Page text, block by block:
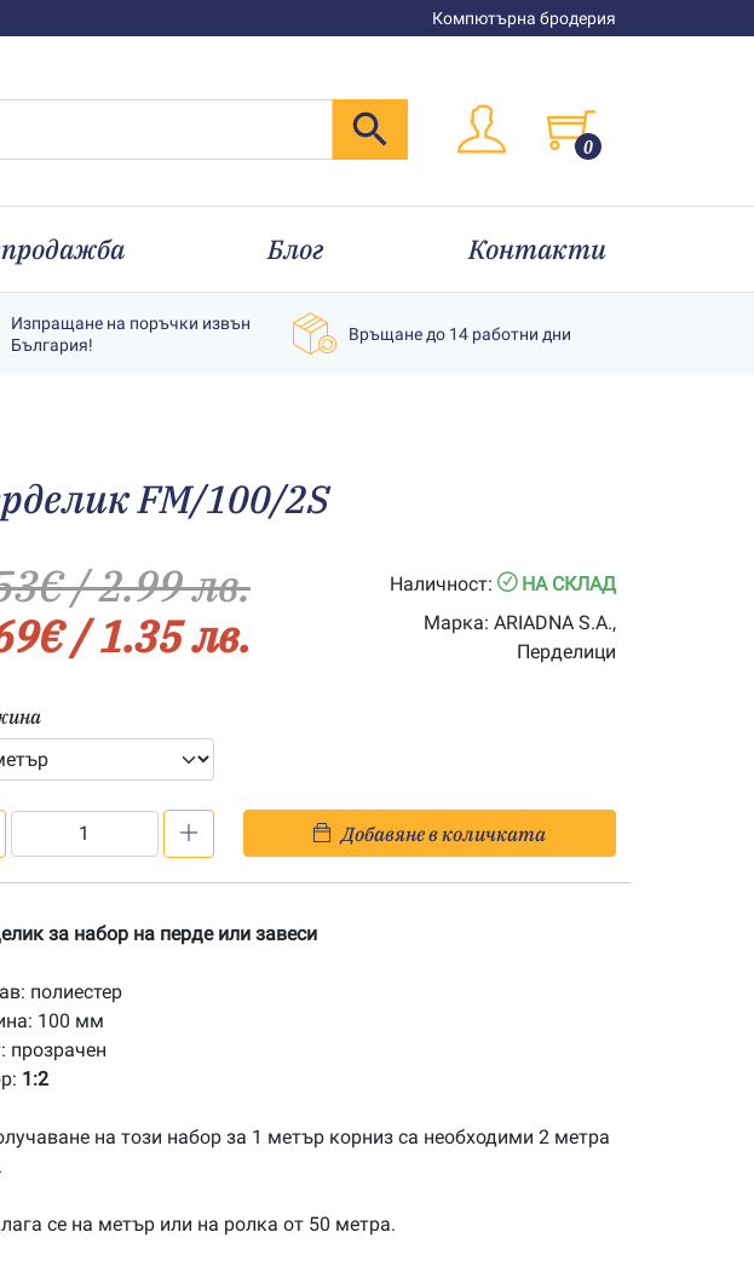
Компютърна бродерия
0
Блог Контакти
Изпращане на поръчки извън
България!
Връщане до 14 работни дни
FM/100/2S
€/ 2.99 лв.
€/ 1.35 лв.
Наличност:
НА СКЛАД
Марка: ARIADNA S.A.,
Перделици
2S
Добавяне в количката
за набор на перде или завеси
полиестер
100 мм
прозрачен
1:2
на този набор за 1 метър корниз са необходими 2 метра
се на метър или на ролка от 50 метра.